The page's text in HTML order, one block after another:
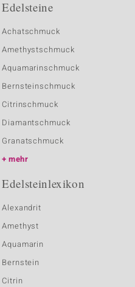
Edelsteine
Achatschmuck
Amethystschmuck
Aquamarinschmuck
Bernsteinschmuck
Citrinschmuck
Diamantschmuck
Granatschmuck
mehr
Edelsteinlexikon
Alexandrit
Amethyst
Aquamarin
Bernstein
Citrin